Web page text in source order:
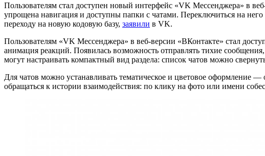
Пользователям стал доступен новый интерфейс «VK Мессенджера» в
упрощена навигация и доступны папки с чатами. Переключиться на
переходу на новую кодовую базу, заявили в VK.
Пользователям «VK Мессенджера» в веб‑версии «ВКонтакте» стал
анимация реакций. Появилась возможность отправлять тихие
могут настраивать компактный вид раздела: список чатов можно
Для чатов можно устанавливать тематическое и цветовое оформление
обращаться к истории взаимодействия: по клику на фото или имени